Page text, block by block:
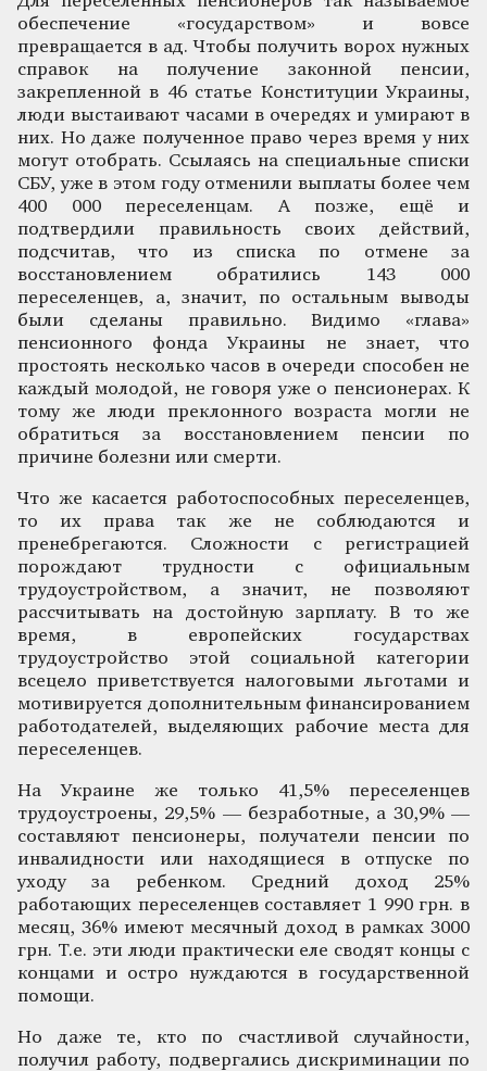
обеспечение «государством» и вовсе
превращается в ад. Чтобы получить ворох нужных
справок на получение законной пенсии,
закрепленной в 46 статье Конституции Украины,
люди выстаивают часами в очередях и умирают в
них. Но даже полученное право через время у них
могут отобрать. Ссылаясь на специальные списки
СБУ, уже в этом году отменили выплаты более чем
400 000 переселенцам. А позже, ещё и
подтвердили правильность своих действий,
подсчитав, что из списка по отмене за
восстановлением обратились 143 000
переселенцев, а, значит, по остальным выводы
были сделаны правильно. Видимо «глава»
пенсионного фонда Украины не знает, что
простоять несколько часов в очереди способен не
каждый молодой, не говоря уже о пенсионерах. К
тому же люди преклонного возраста могли не
обратиться за восстановлением пенсии по
причине болезни или смерти.
Что же касается работоспособных переселенцев,
то их права так же не соблюдаются и
пренебрегаются. Сложности с регистрацией
порождают трудности с официальным
трудоустройством, а значит, не позволяют
рассчитывать на достойную зарплату. В то же
время, в европейских государствах
трудоустройство этой социальной категории
всецело приветствуется налоговыми льготами и
мотивируется дополнительным финансированием
работодателей, выделяющих рабочие места для
переселенцев.
На Украине же только 41,5% переселенцев
трудоустроены, 29,5% — безработные, а 30,9% —
составляют пенсионеры, получатели пенсии по
инвалидности или находящиеся в отпуске по
уходу за ребенком. Средний доход 25%
работающих переселенцев составляет 1 990 грн. в
месяц, 36% имеют месячный доход в рамках 3000
грн. Т.е. эти люди практически еле сводят концы с
концами и остро нуждаются в государственной
помощи.
Но даже те, кто по счастливой случайности,
получил работу, подвергались дискриминации по